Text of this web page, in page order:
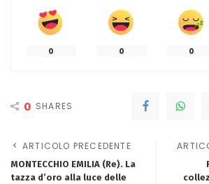
0 0 0
0 SHARES
ARTICOLO PRECEDENTE
MONTECCHIO EMILIA (Re). La
tazza d’oro alla luce delle